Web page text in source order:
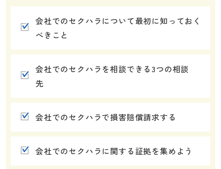
会社でのセクハラについて最初に知っておく
べきこと
会社でのセクハラを相談できる3つの相談
先
会社でのセクハラで損害賠償請求する
会社でのセクハラに関する証拠を集めよう